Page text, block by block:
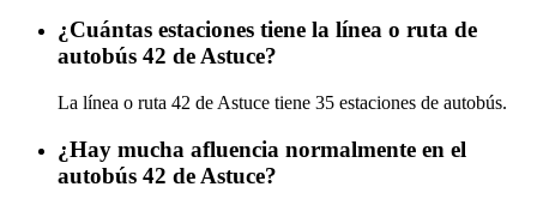
¿Cuántas estaciones tiene la línea o ruta de
autobús 42 de Astuce?
La línea o ruta 42 de Astuce tiene 35 estaciones de autobús.
¿Hay mucha afluencia normalmente en el
autobús 42 de Astuce?